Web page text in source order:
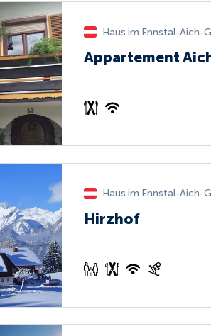
Haus im Ennstal-Aich-
Appartement
Haus im Ennstal-Aich-
Hirzhof